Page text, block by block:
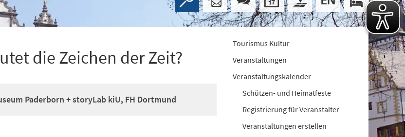
die Zeichen der Zeit?
Paderborn + storyLab kiU, FH Dortmund
Tourismus Kultur
Veranstaltungen
Veranstaltungskalender
Schützen- und Heimatfeste
Registrierung für Veranstalter
Veranstaltungen erstellen